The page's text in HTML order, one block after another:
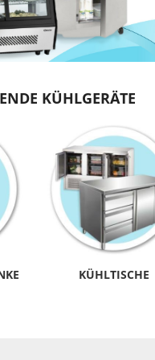
KÜHLGERÄTE
KÜHLTISCHE